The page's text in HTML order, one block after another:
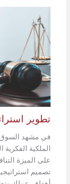
تطوير
في مشهد السوق
الملكية الفكرية
تصميم